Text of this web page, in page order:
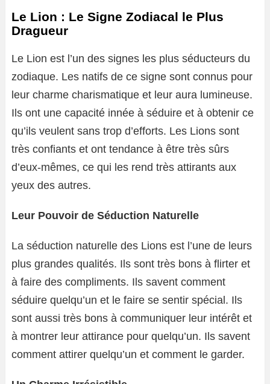
Le Lion : Le Signe Zodiacal le Plus
Dragueur
Le Lion est l’un des signes les plus séducteurs du
zodiaque. Les natifs de ce signe sont connus pour
leur charme charismatique et leur aura lumineuse.
Ils ont une capacité innée à séduire et à obtenir ce
qu’ils veulent sans trop d’efforts. Les Lions sont
très confiants et ont tendance à être très sûrs
d’eux-mêmes, ce qui les rend très attirants aux
yeux des autres.
Leur Pouvoir de Séduction Naturelle
La séduction naturelle des Lions est l’une de leurs
plus grandes qualités. Ils sont très bons à flirter et
à faire des compliments. Ils savent comment
séduire quelqu’un et le faire se sentir spécial. Ils
sont aussi très bons à communiquer leur intérêt et
à montrer leur attirance pour quelqu’un. Ils savent
comment attirer quelqu’un et comment le garder.